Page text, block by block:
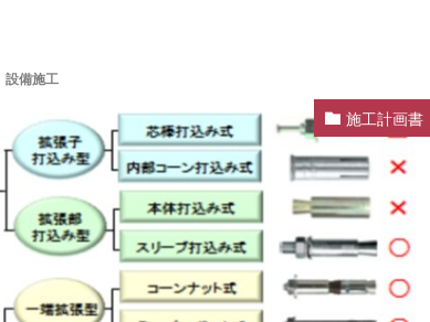
設備施工
施工計画書